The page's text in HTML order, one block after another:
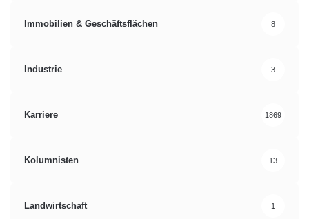
Immobilien & Geschäftsflächen 8
Industrie 3
Karriere 1869
Kolumnisten 13
Landwirtschaft 1